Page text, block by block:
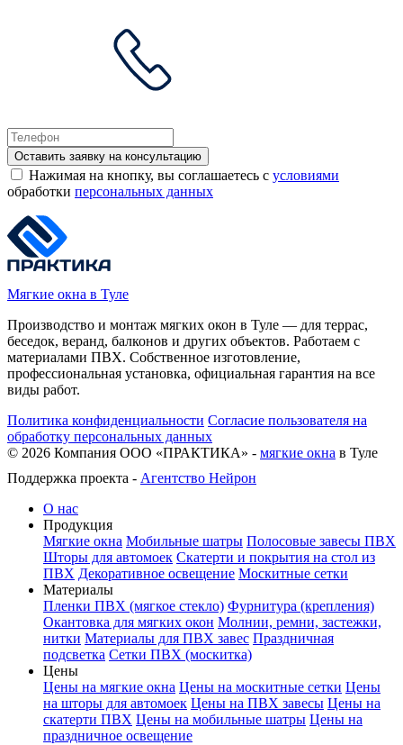
Оставить заявку на консультацию
Нажимая на кнопку, вы соглашаетесь с условиями
обработки персональных данных
Мягкие окна в Туле
Производство и монтаж мягких окон в Туле — для террас,
беседок, веранд, балконов и других объектов. Работаем с
материалами ПВХ. Собственное изготовление,
профессиональная установка, официальная гарантия на все
виды работ.
Политика конфиденциальности Согласие пользователя на
обработку персональных данных
© 2026 Компания ООО «ПРАКТИКА» - мягкие окна в Туле
Поддержка проекта - Агентство Нейрон
О нас
Продукция
Мягкие окна Мобильные шатры Полосовые завесы ПВХ
Шторы для автомоек Скатерти и покрытия на стол из
ПВХ Декоративное освещение Москитные сетки
Материалы
Пленки ПВХ (мягкое стекло) Фурнитура (крепления)
Окантовка для мягких окон Молнии, ремни, застежки,
нитки Материалы для ПВХ завес Праздничная
подсветка Сетки ПВХ (москитка)
Цены
Цены на мягкие окна Цены на москитные сетки Цены
на шторы для автомоек Цены на ПВХ завесы Цены на
скатерти ПВХ Цены на мобильные шатры Цены на
праздничное освещение